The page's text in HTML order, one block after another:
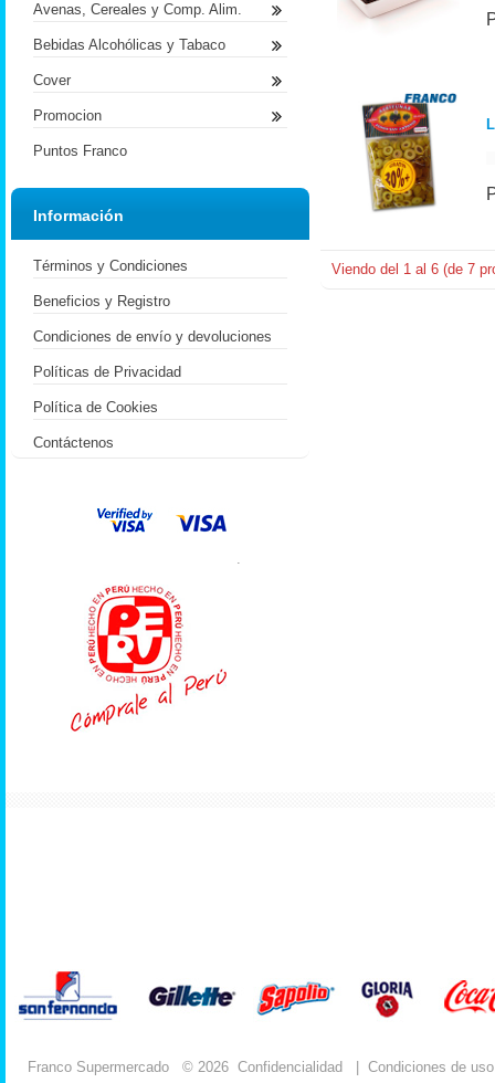
Viendo del 1 al 6 (de 7
Avenas, Cereales y Comp. Alim.
Bebidas Alcohólicas y Tabaco
Cover
Promocion
Puntos Franco
Información
Términos y Condiciones
Beneficios y Registro
Condiciones de envío y devoluciones
Políticas de Privacidad
Política de Cookies
Contáctenos
.
Franco Supermercado © 2026 Confidencialidad Condiciones de uso